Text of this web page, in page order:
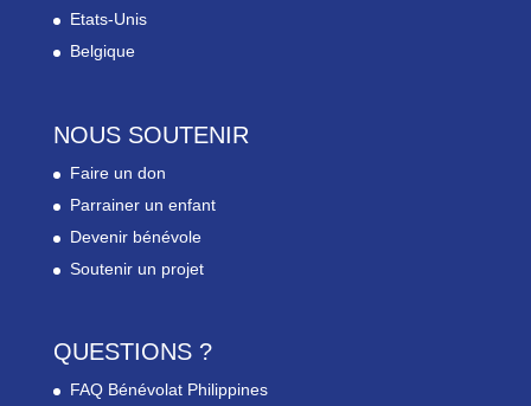
Etats-Unis
Belgique
NOUS SOUTENIR
Faire un don
Parrainer un enfant
Devenir bénévole
Soutenir un projet
QUESTIONS ?
FAQ Bénévolat Philippines